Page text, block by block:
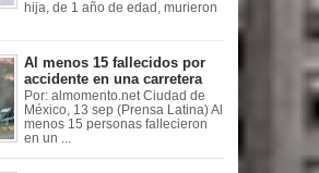
hija, de 1 año de edad, murieron
Al menos 15 fallecidos por
accidente en una carretera
Por: almomento.net Ciudad de
México, 13 sep (Prensa Latina) Al
menos 15 personas fallecieron
en un ...